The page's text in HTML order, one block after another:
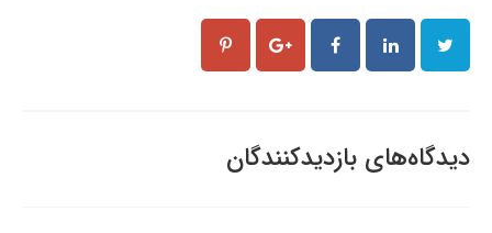
دیدگاه‌های بازدیدکنندگان